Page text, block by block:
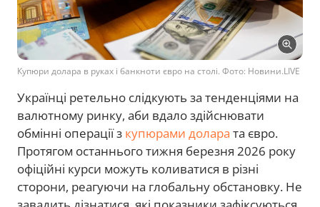
Купюри долара в руках і банкноти євро на столі. Фото: Новини.LIVE
Українці ретельно слідкують за тенденціями на
валютному ринку, аби вдало здійснювати
обмінні операції з купюрами долара та євро.
Протягом останнього тижня березня 2026 року
офіційні курси можуть коливатися в різні
сторони, реагуючи на глобальну обстановку. Не